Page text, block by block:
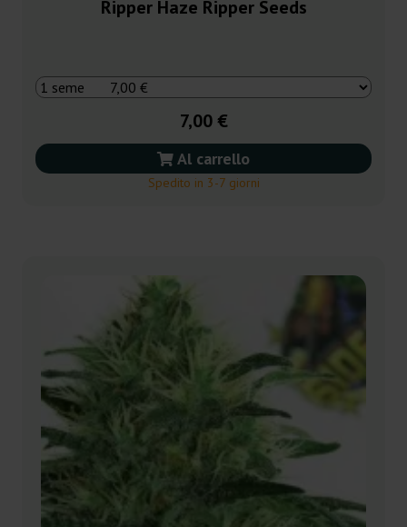
Ripper Haze Ripper Seeds
7,00 €
Al carrello
Spedito in 3-7 giorni